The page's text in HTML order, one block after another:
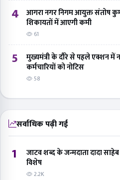
4
आगरा नगर निगम आयुक्त संतोष
शिकायतों में आएगी कमी
61
5
मुख्यमंत्री के दौरे से पहले एक्शन में
कर्मचारियों को नोटिस
58
सर्वाधिक पढ़ी गई
1
जाटव शब्द के जन्मदाता दादा
विशेष
2.2K